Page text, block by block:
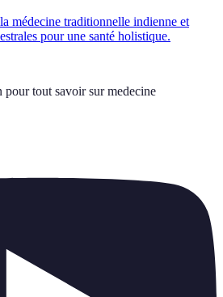
médecine traditionnelle indienne et
pour une santé holistique.
pour tout savoir sur medecine